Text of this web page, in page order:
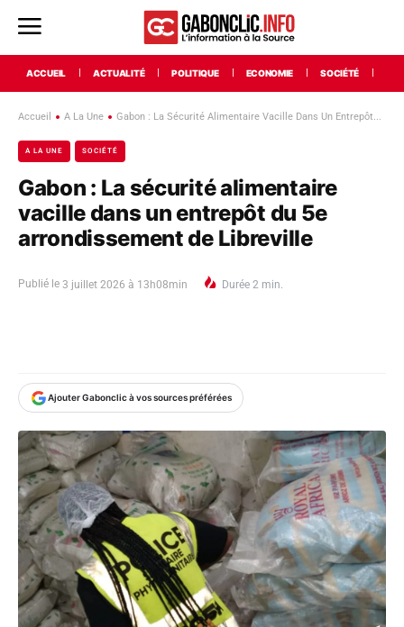
ACCUEIL ACTUALITÉ POLITIQUE ECONOMIE SOCIÉTÉ
Accueil A La Une Gabon : La Sécurité Alimentaire Vacille Dans Un Entrepôt...
A LA UNE SOCIÉTÉ
Gabon : La sécurité alimentaire
vacille dans un entrepôt du 5e
arrondissement de Libreville
Publié le 3 juillet 2026 à 13h08min Durée 2 min.
Ajouter Gabonclic à vos sources préférées